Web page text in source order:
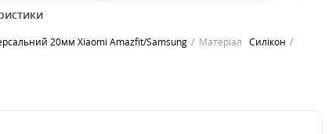
20мм Xiaomi Amazfit/Samsung Матеріал Силікон